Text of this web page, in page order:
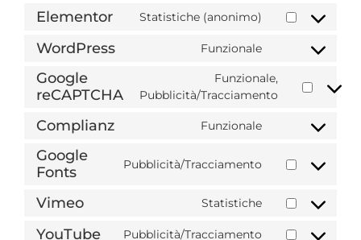
Elementor Statistiche (anonimo)
WordPress Funzionale
Google
reCAPTCHA
Funzionale,
Pubblicità/Tracciamento
Complianz Funzionale
Google
Fonts
Pubblicità/Tracciamento
Vimeo Statistiche
YouTube Pubblicità/Tracciamento